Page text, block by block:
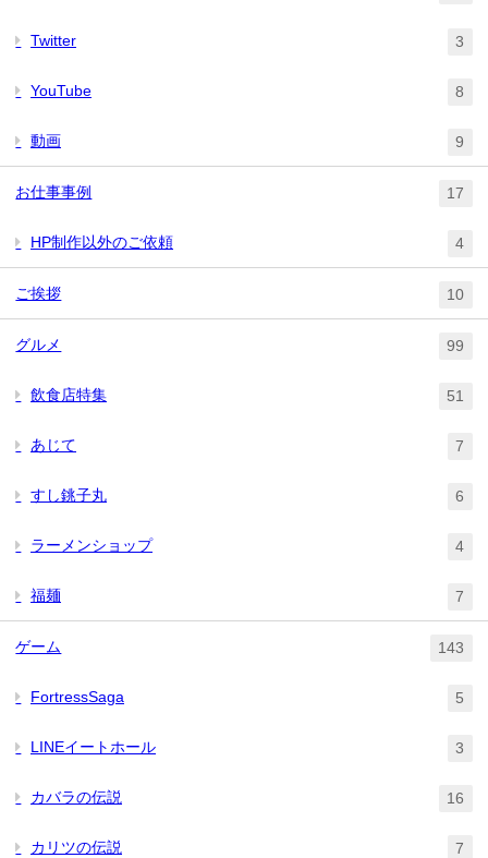
Twitter 3
YouTube 8
動画 9
お仕事事例 17
HP制作以外のご依頼 4
ご挨拶 10
グルメ 99
飲食店特集 51
あじて 7
すし銚子丸 6
ラーメンショップ 4
福麺 7
ゲーム 143
FortressSaga 5
LINEイートホール 3
カバラの伝説 16
カリツの伝説 7